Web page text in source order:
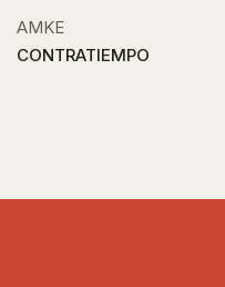
ΑΜΚΕ
CONTRATIEMPO